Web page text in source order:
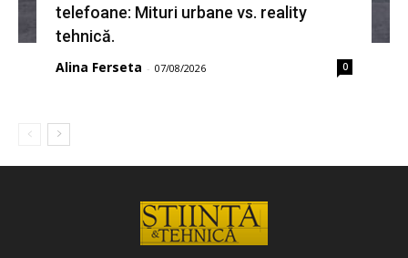
telefoane: Mituri urbane vs. reality
tehnică.
Alina Ferseta - 07/08/2026 0